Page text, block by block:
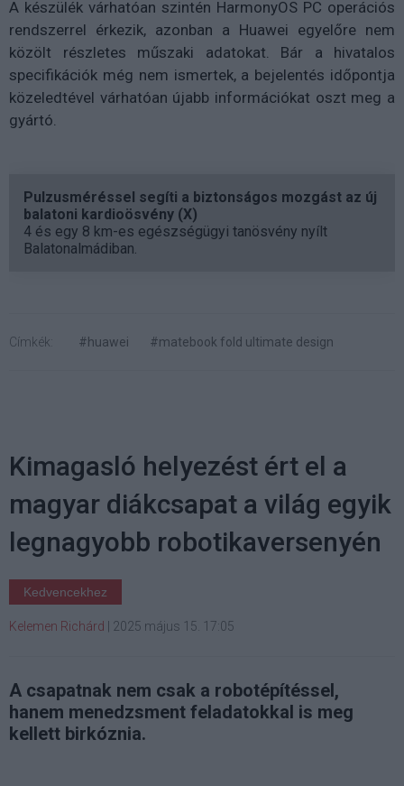
A készülék várhatóan szintén HarmonyOS PC operációs
rendszerrel érkezik, azonban a Huawei egyelőre nem
közölt részletes műszaki adatokat. Bár a hivatalos
specifikációk még nem ismertek, a bejelentés időpontja
közeledtével várhatóan újabb információkat oszt meg a
gyártó.
Pulzusméréssel segíti a biztonságos mozgást az új
balatoni kardioösvény (X)
4 és egy 8 km-es egészségügyi tanösvény nyílt
Balatonalmádiban.
Címkék: #huawei #matebook fold ultimate design
Kimagasló helyezést ért el a
magyar diákcsapat a világ egyik
legnagyobb robotikaversenyén
Kedvencekhez
Kelemen Richárd 2025 május 15. 17:05
A csapatnak nem csak a robotépítéssel,
hanem menedzsment feladatokkal is meg
kellett birkóznia.